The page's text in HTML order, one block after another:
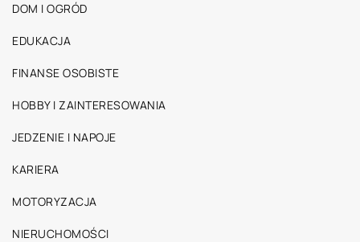
DOM I OGRÓD
EDUKACJA
FINANSE OSOBISTE
HOBBY I ZAINTERESOWANIA
JEDZENIE I NAPOJE
KARIERA
MOTORYZACJA
NIERUCHOMOŚCI